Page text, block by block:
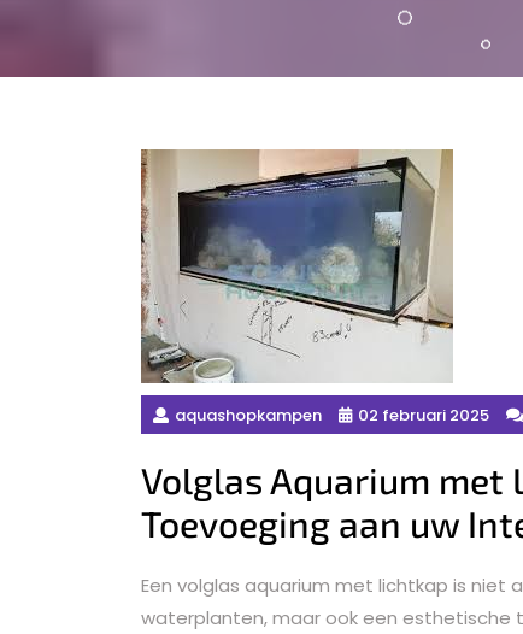
aquashopkampen 02 februari 2025
Volglas Aquarium met
Toevoeging aan uw
Een volglas aquarium met lichtkap is niet
waterplanten, maar ook een esthetische